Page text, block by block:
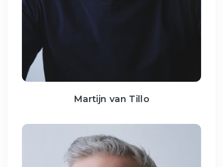
Martijn van Tillo